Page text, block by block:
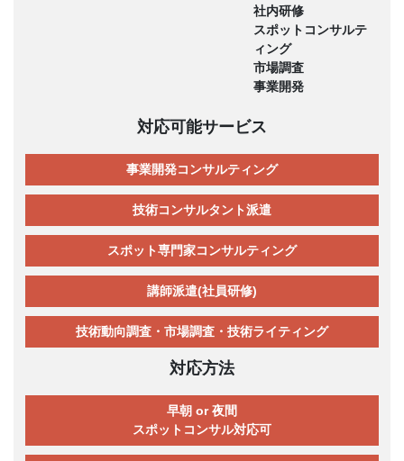
社内研修
スポットコンサルテ
ィング
市場調査
事業開発
対応可能サービス
事業開発コンサルティング
技術コンサルタント派遣
スポット専門家コンサルティング
講師派遣(社員研修)
技術動向調査・市場調査・技術ライティング
対応方法
早朝 or 夜間
スポットコンサル対応可